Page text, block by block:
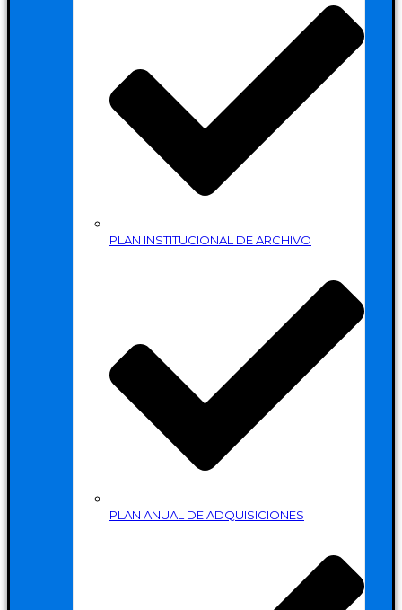
PLAN INSTITUCIONAL DE ARCHIVO
PLAN ANUAL DE ADQUISICIONES